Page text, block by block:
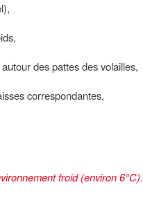
des pattes des volailles,
correspondantes,
froid (environ 6°C).